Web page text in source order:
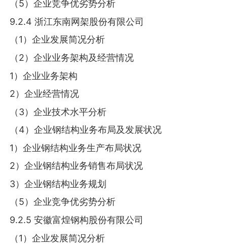
（5）企业竞争优劣势分析
9.2.4 浙江东南网架股份有限公司
（1）企业发展简况分析
（2）企业业务架构及经营情况
1）企业业务架构
2）企业经营情况
（3）企业技术水平分析
（4）企业钢结构业务布局及发展状况
1）企业钢结构业务生产布局状况
2）企业钢结构业务销售布局状况
3）企业钢结构业务规划
（5）企业竞争优劣势分析
9.2.5 安徽富煌钢构股份有限公司
（1）企业发展简况分析